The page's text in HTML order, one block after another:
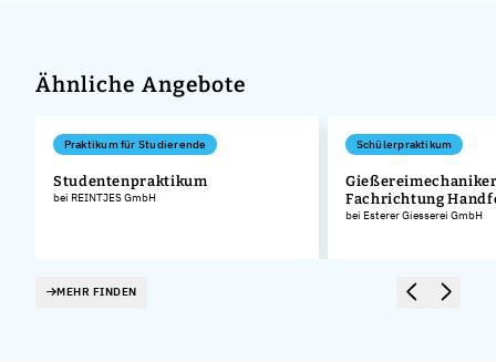
Ähnliche Angebote
Praktikum für Studierende
Studentenpraktikum
bei REINTJES GmbH
Schülerpraktikum
Fachrichtung
bei Esterer Giesserei GmbH
MEHR FINDEN